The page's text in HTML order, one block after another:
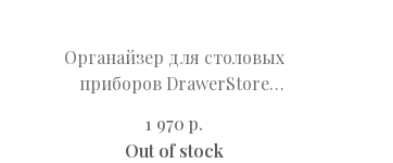
Органайзер для столовых
приборов DrawerStore
1 970 р.
Out of stock